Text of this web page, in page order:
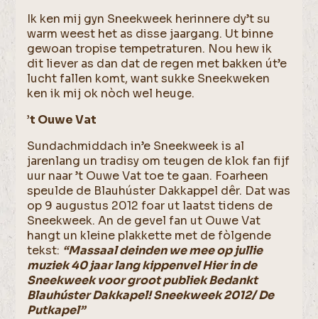
Ik ken mij gyn Sneekweek herinnere dy’t su
warm weest het as disse jaargang. Ut binne
gewoan tropise tempetraturen. Nou hew ik
dit liever as dan dat de regen met bakken út’e
lucht fallen komt, want sukke Sneekweken
ken ik mij ok nòch wel heuge.
’t Ouwe Vat
Sundachmiddach in’e Sneekweek is al
jarenlang un tradisy om teugen de klok fan fijf
uur naar ’t Ouwe Vat toe te gaan. Foarheen
speulde de Blauhúster Dakkappel dêr. Dat was
op 9 augustus 2012 foar ut laatst tidens de
Sneekweek. An de gevel fan ut Ouwe Vat
hangt un kleine plakkette met de fòlgende
tekst: “Massaal deinden we mee op jullie
muziek 40 jaar lang kippenvel Hier in de
Sneekweek voor groot publiek Bedankt
Blauhúster Dakkapel! Sneekweek 2012/ De
Putkapel”